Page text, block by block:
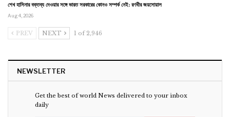
শেখ হাসিনার বক্তব্য দেওয়ার সঙ্গে ভারত সরকারের কোনও সম্পর্ক নেই: রণধীর জয়সোয়াল
Aug 4, 2026
PREV NEXT 1 of 2,946
NEWSLETTER
Get the best of world News delivered to your inbox
daily